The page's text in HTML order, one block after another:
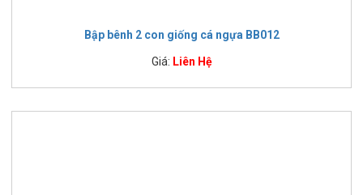
Bập bênh 2 con giống cá ngựa BB012
Giá: Liên Hệ